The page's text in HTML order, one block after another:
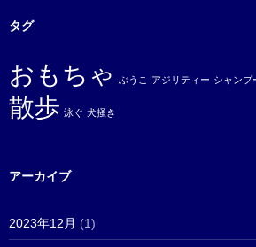
タグ
おもちゃ ぶうこ アジリティー シャンプ
散歩 泳ぐ 犬掻き
アーカイブ
2023年12月 (1)